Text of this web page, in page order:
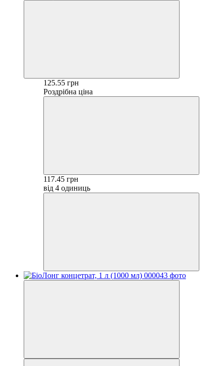
125.55 грн
Роздрібна ціна
117.45 грн
від 4 одиниць